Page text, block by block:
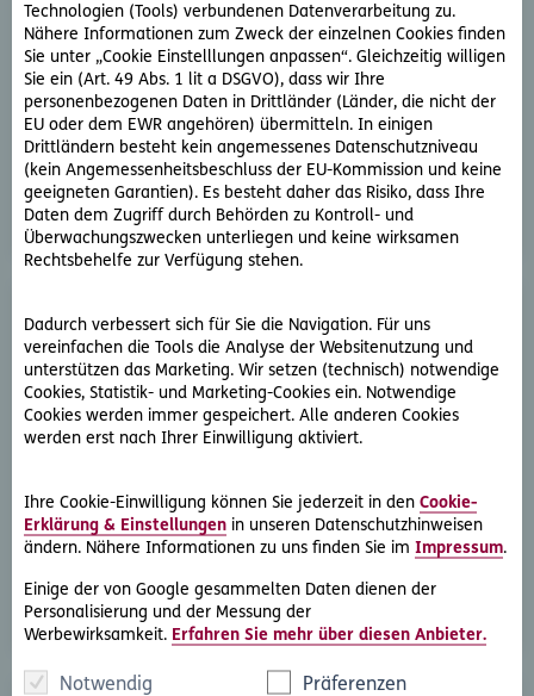
Technologien (Tools) verbundenen Datenverarbeitung zu.
Nähere Informationen zum Zweck der einzelnen Cookies finden
Sie unter „Cookie Einstelllungen anpassen“. Gleichzeitig willigen
Sie ein (Art. 49 Abs. 1 lit a DSGVO), dass wir Ihre
personenbezogenen Daten in Drittländer (Länder, die nicht der
EU oder dem EWR angehören) übermitteln. In einigen
Drittländern besteht kein angemessenes Datenschutzniveau
(kein Angemessenheitsbeschluss der EU-Kommission und keine
geeigneten Garantien). Es besteht daher das Risiko, dass Ihre
Daten dem Zugriff durch Behörden zu Kontroll- und
Überwachungszwecken unterliegen und keine wirksamen
Rechtsbehelfe zur Verfügung stehen.
Dadurch verbessert sich für Sie die Navigation. Für uns
vereinfachen die Tools die Analyse der Websitenutzung und
unterstützen das Marketing. Wir setzen (technisch) notwendige
Cookies, Statistik- und Marketing-Cookies ein. Notwendige
Cookies werden immer gespeichert. Alle anderen Cookies
werden erst nach Ihrer Einwilligung aktiviert.
Ihre Cookie-Einwilligung können Sie jederzeit in den Cookie-
Erklärung & Einstellungen in unseren Datenschutzhinweisen
ändern. Nähere Informationen zu uns finden Sie im Impressum.
Einige der von Google gesammelten Daten dienen der
Personalisierung und der Messung der
Werbewirksamkeit. Erfahren Sie mehr über diesen Anbieter.
Notwendig
Präferenzen
Rechtsberatung
Sie haben ein rechtliche Frage? Unsere Rechtsexperten
beantworten diese gerne und schnell.
Rechtsfrage stellen
D.A.S. Direkthilfe®
oder streben eine außergerichtliche Lösung an